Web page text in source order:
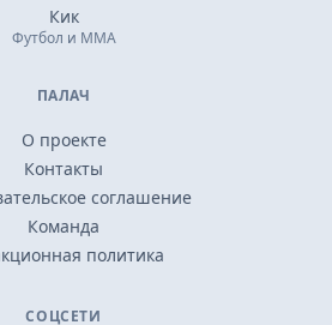
Кик
Футбол и ММА
ПАЛАЧ
О проекте
Контакты
соглашение
Команда
политика
СОЦСЕТИ